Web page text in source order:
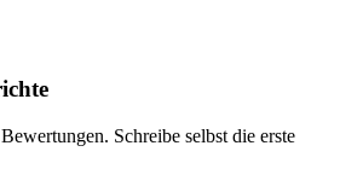
Schreibe selbst die erste